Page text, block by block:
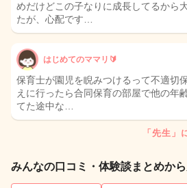
めだけどこの子なりに成長してるから
たが、心配です…
はじめてのママリ🔰
保育士が園児を睨みつけるって不適切
えに行ったら合同保育の部屋で他の年
てた途中な…
「先生」
みんなの口コミ・体験談まとめか